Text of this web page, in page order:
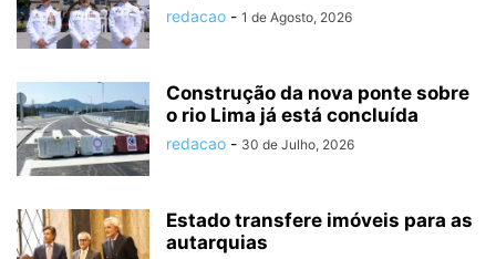
redacao - 1 de Agosto, 2026
Construção da nova ponte sobre
o rio Lima já está concluída
redacao - 30 de Julho, 2026
Estado transfere imóveis para as
autarquias